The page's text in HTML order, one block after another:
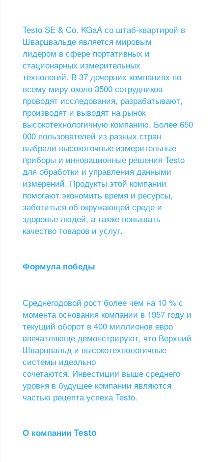
Testo SE & Co. KGaA со штаб-квартирой в
Шварцвальде является мировым
лидером в сфере портативных и
стационарных измерительных
технологий. В 37 дочерних компаниях по
всему миру около 3500 сотрудников
проводят исследования, разрабатывают,
производят и выводят на рынок
высокотехнологичную компанию. Более 650
000 пользователей из разных стран
выбрали высокоточные измерительные
приборы и инновационные решения Testo
для обработки и управления данными
измерений. Продукты этой компании
помогают экономить время и ресурсы,
заботиться об окружающей среде и
здоровье людей, а также повышать
качество товаров и услуг.
Формула победы
Среднегодовой рост более чем на 10 % с
момента основания компании в 1957 году и
текущий оборот в 400 миллионов евро
впечатляюще демонстрируют, что Верхний
Шварцвальд и высокотехнологичные
системы идеально
сочетаются. Инвестиции выше среднего
уровня в будущее компании являются
частью рецепта успеха Testo.
О компании Testo